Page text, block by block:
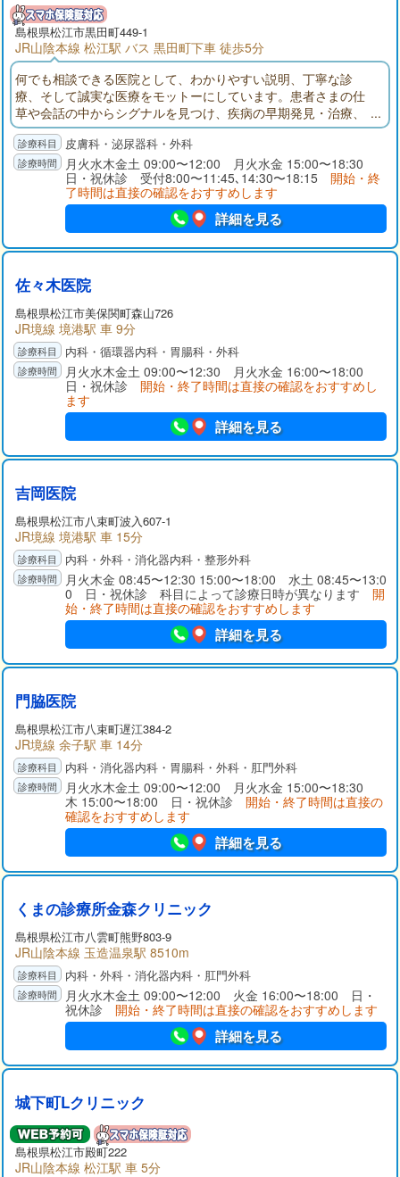
島根県松江市黒田町449-1
JR山陰本線 松江駅 バス 黒田町下車 徒歩5分
何でも相談できる医院として、わかりやすい説明、丁寧な診
療、そして誠実な医療をモットーにしています。患者さまの仕
草や会話の中からシグナルを見つけ、疾病の早期発見・治療、
予防医療に努めています。
皮膚科・泌尿器科・外科
月火水木金土 09:00〜12:00 月火水金 15:00〜18:30
日・祝休診 受付8:00〜11:45､14:30〜18:15 開始・終
了時間は直接の確認をおすすめします
詳細を見る
佐々木医院
島根県松江市美保関町森山726
JR境線 境港駅 車 9分
内科・循環器内科・胃腸科・外科
月火水木金土 09:00〜12:30 月火水金 16:00〜18:00
日・祝休診 開始・終了時間は直接の確認をおすすめし
ます
詳細を見る
吉岡医院
島根県松江市八束町波入607-1
JR境線 境港駅 車 15分
内科・外科・消化器内科・整形外科
月火木金 08:45〜12:30 15:00〜18:00 水土 08:45〜13:0
0 日・祝休診 科目によって診療日時が異なります 開
始・終了時間は直接の確認をおすすめします
詳細を見る
門脇医院
島根県松江市八束町遅江384-2
JR境線 余子駅 車 14分
内科・消化器内科・胃腸科・外科・肛門外科
月火水木金土 09:00〜12:00 月火水金 15:00〜18:30
木 15:00〜18:00 日・祝休診 開始・終了時間は直接の
確認をおすすめします
詳細を見る
くまの診療所金森クリニック
島根県松江市八雲町熊野803-9
JR山陰本線 玉造温泉駅 8510m
内科・外科・消化器内科・肛門外科
月火水木金土 09:00〜12:00 火金 16:00〜18:00 日・
祝休診 開始・終了時間は直接の確認をおすすめします
詳細を見る
城下町Lクリニック
島根県松江市殿町222
JR山陰本線 松江駅 車 5分